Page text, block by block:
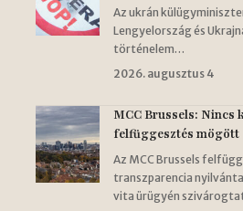
Az ukrán
Lengyelország és
történelem…
2026. augusztus 4
MCC Brussels: Nincs
felfüggesztés mögött
Az MCC Brussels
transzparencia
vita ürügyén